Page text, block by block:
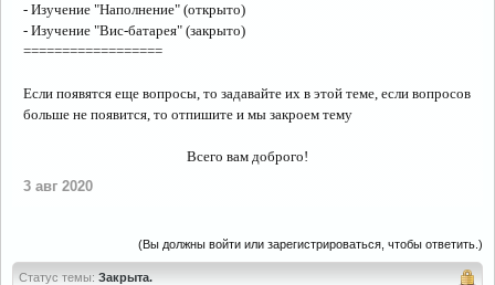
- Изучение "Наполнение" (открыто)
- Изучение "Вис-батарея" (закрыто)​
==================
Если появятся еще вопросы, то задавайте их в этой теме, если вопросов
больше не появится, то отпишите и мы закроем тему
Всего вам доброго!​
3 авг 2020
(Вы должны войти или зарегистрироваться, чтобы ответить.)
Статус темы: Закрыта.